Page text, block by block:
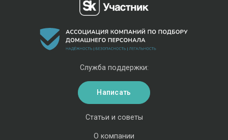
Статьи и советы
О компании
Служба поддержки:
Написать